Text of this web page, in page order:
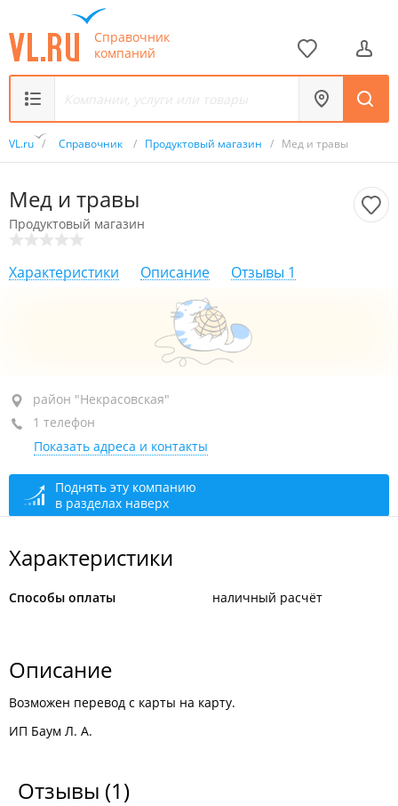
Справочник
компаний
VL.ru / Справочник / Продуктовый магазин / Мед и травы
Мед и травы
Продуктовый магазин
Характеристики Описание Отзывы 1
район "Некрасовская", ул. Некрасовская, 69 стр. 6
пав. 15
+7 908 442-10-71
открыто: 12:30–20:00
район "Некрасовская"
1 телефон
Показать адреса и контакты
Поднять эту компанию
в разделах наверх
Характеристики
Способы оплаты наличный расчёт
Описание
Возможен перевод с карты на карту.
ИП Баум Л. А.
Отзывы (1)